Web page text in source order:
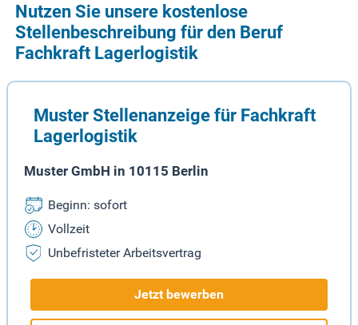
Nutzen Sie unsere kostenlose
Stellenbeschreibung für den Beruf
Fachkraft Lagerlogistik
Muster Stellenanzeige für Fachkraft
Lagerlogistik
Muster GmbH in 10115 Berlin
Beginn: sofort
Vollzeit
Unbefristeter Arbeitsvertrag
Jetzt bewerben